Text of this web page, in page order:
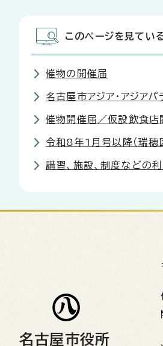
このページを見てい
催物の開催届
名古屋市アジア・アジア
催物開催届／仮設飲食店
令和8年1月号以降（瑞穂
講習、施設、制度などの利
名古屋市役所